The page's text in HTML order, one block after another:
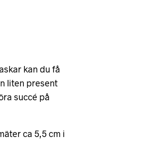
kan du få
liten present
succé på
ca 5,5 cm i